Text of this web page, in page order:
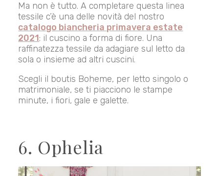
Ma non è tutto. A completare questa linea
tessile c’è una delle novità del nostro
catalogo biancheria primavera estate
2021: il cuscino a forma di fiore. Una
raffinatezza tessile da adagiare sul letto da
sola o insieme ad altri cuscini.
Scegli il boutis Boheme, per letto singolo o
matrimoniale, se ti piacciono le stampe
minute, i fiori, gale e galette.
6. Ophelia